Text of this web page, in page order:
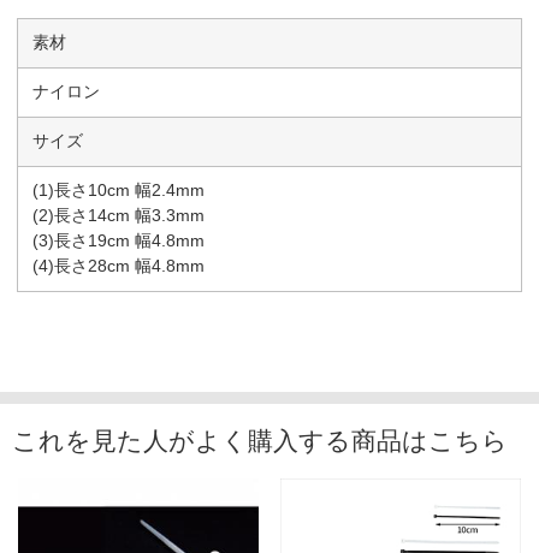
素材
ナイロン
サイズ
(1)長さ10cm 幅2.4mm
(2)長さ14cm 幅3.3mm
(3)長さ19cm 幅4.8mm
(4)長さ28cm 幅4.8mm
これを見た人がよく購入する商品はこちら